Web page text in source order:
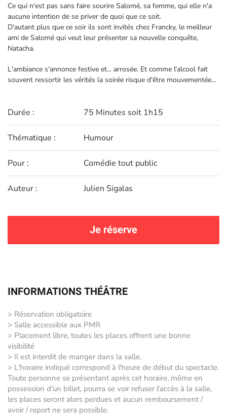
Ce qui n'est pas sans faire sourire Salomé, sa femme, qui elle n'a
aucune intention de se priver de quoi que ce soit.
D'autant plus que ce soir ils sont invités chez Francky, le meilleur
ami de Salomé qui veut leur présenter sa nouvelle conquête,
Natacha.
L'ambiance s'annonce festive et... arrosée. Et comme l'alcool fait
souvent ressortir les vérités la soirée risque d'être mouvementée...
Durée : 75 Minutes soit 1h15
Thématique : Humour
Pour : Comédie tout public
Auteur : Julien Sigalas
Je réserve
INFORMATIONS THÉÂTRE
> Réservation obligatoire
> Salle accessible aux PMR
> Placement libre, toutes les places offrent une bonne
visibilité
> Il est interdit de manger dans la salle.
> L'horaire indiqué correspond à l'heure de début du spectacle.
Toute personne se présentant après cet horaire, même en
possession d'un billet, pourra se voir refuser l'accès à la salle,
les places seront alors perdues et aucun remboursement /
avoir / report ne sera possible.